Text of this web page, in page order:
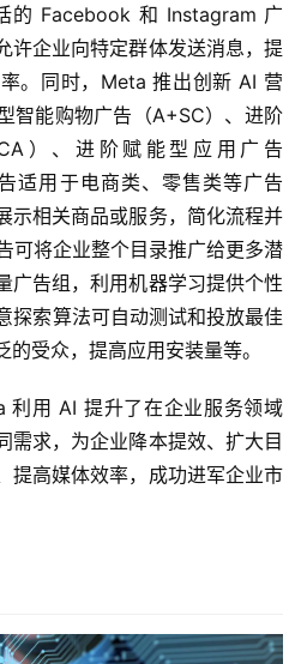
的 Facebook 和 Instagram 广
许企业向特定群体发送消息，提
。同时，Meta 推出创新 AI 营
智能购物广告（A+SC）、进阶
）、进阶赋能型应用广告
适用于电商类、零售类等广告
示相关商品或服务，简化流程并
可将企业整个目录推广给更多潜
广告组，利用机器学习提供个性
探索算法可自动测试和投放最佳
受众，提高应用安装量等。
利用 AI 提升了在企业服务领域
需求，为企业降本提效、扩大目
提高媒体效率，成功进军企业市